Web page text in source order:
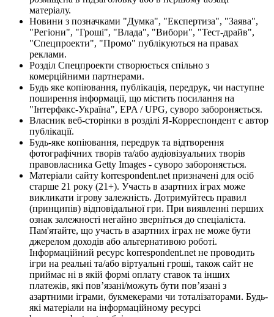
матеріалу.
Новини з позначками "Думка", "Експертиза", "Заява",
"Регіони", "Гроші", "Влада", "Вибори", "Тест-драйв",
"Спецпроекти", "Промо" публікуються на правах
реклами.
Розділ Спецпроекти створюється спільно з
комерційними партнерами.
Будь яке копіювання, публікація, передрук, чи наступне
поширення інформації, що містить посилання на
"Інтерфакс-Україна", EPA / UPG, суворо забороняється.
Власник веб-сторінки в розділі Я-Корреспондент є автор
публікації.
Будь-яке копіювання, передрук та відтворення
фотографічних творів та/або аудіовізуальних творів
правовласника Getty Images - суворо забороняється.
Матеріали сайту korrespondent.net призначені для осіб
старше 21 року (21+). Участь в азартних іграх може
викликати ігрову залежність. Дотримуйтесь правил
(принципів) відповідальної гри. При виявленні перших
ознак залежності негайно зверніться до спеціаліста.
Пам'ятайте, що участь в азартних іграх не може бути
джерелом доходів або альтернативою роботі.
Інформаційний ресурс korrespondent.net не проводить
ігри на реальні та/або віртуальні гроші, також сайт не
приймає ні в якій формі оплату ставок та інших
платежів, які пов’язані/можуть бути пов’язані з
азартними іграми, букмекерами чи тоталізаторами. Будь-
які матеріали на інформаційному ресурсі